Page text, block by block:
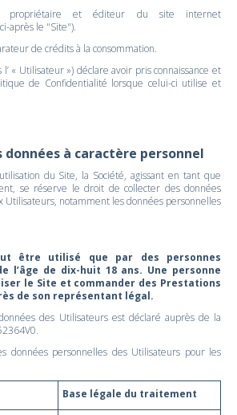
propriétaire et éditeur du site internet
après le "Site").
de crédits à la consommation.
l’ « Utilisateur ») déclare avoir pris connaissance et
de Confidentialité lorsque celui-ci utilise et
données à caractère personnel
du Site, la Société, agissant en tant que
se réserve le droit de collecter des données
Utilisateurs, notamment les données personnelles
être utilisé que par des personnes
l’âge de dix-huit 18 ans. Une personne
le Site et commander des Prestations
de son représentant légal.
des Utilisateurs est déclaré auprès de la
données personnelles des Utilisateurs pour les
Base légale du traitement